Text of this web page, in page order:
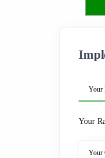
Your
Your
Your